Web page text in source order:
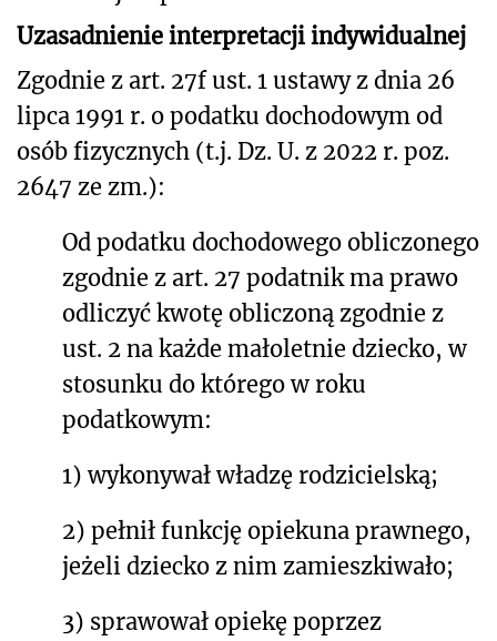
Uzasadnienie interpretacji indywidualnej
Zgodnie z art. 27f ust. 1 ustawy z dnia 26
lipca 1991 r. o podatku dochodowym od
osób fizycznych (t.j. Dz. U. z 2022 r. poz.
2647 ze zm.):
Od podatku dochodowego obliczonego
zgodnie z art. 27 podatnik ma prawo
odliczyć kwotę obliczoną zgodnie z
ust. 2 na każde małoletnie dziecko, w
stosunku do którego w roku
podatkowym:
1) wykonywał władzę rodzicielską;
2) pełnił funkcję opiekuna prawnego,
jeżeli dziecko z nim zamieszkiwało;
3) sprawował opiekę poprzez